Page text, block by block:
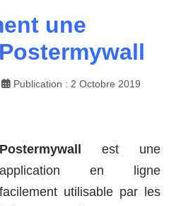
une
Publication : 2 Octobre 2019
Postermywall est une
application en ligne
facilement utilisable par les